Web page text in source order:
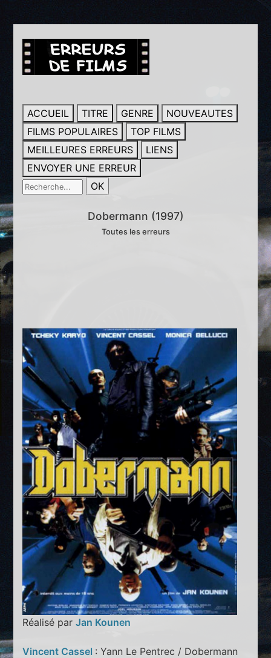
ACCUEIL TITRE GENRE
NOUVEAUTES
FILMS POPULAIRES
TOP FILMS
MEILLEURES ERREURS
LIENS
ENVOYER UNE ERREUR
Dobermann (1997)
Toutes les erreurs
Réalisé parJan Kounen
Vincent Cassel : Yann Le Pentrec / Dobermann